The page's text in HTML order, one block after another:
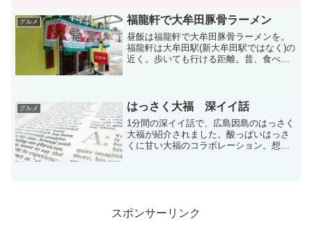
27g ×12袋
グルメ 福龍軒で大牟田豚骨ラーメン
昼飯は福龍軒で大牟田豚骨ラーメンを。
福龍軒は大牟田駅(新大牟田駅ではなく)の
近く。歩いても行ける距離。昔、食べた
骨ラーメンもというこ...
グルメ はっさく大福 深イイ話
1分間の深イイ話で、広島因島のはっさく
大福が紹介されました。酸っぱいはっさ
くに甘い大福のコラボレーション。想像
スポンサーリンク